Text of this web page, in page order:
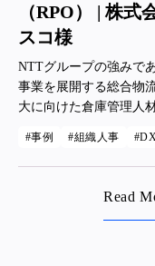
（RPO） | 株
スコ様
NTTグループの強みで
事業を展開する総合物
大に向けた倉庫管理人
オペレーションが捌き切れてい
「一括して」受託する
事例 組織人事 DX
Read